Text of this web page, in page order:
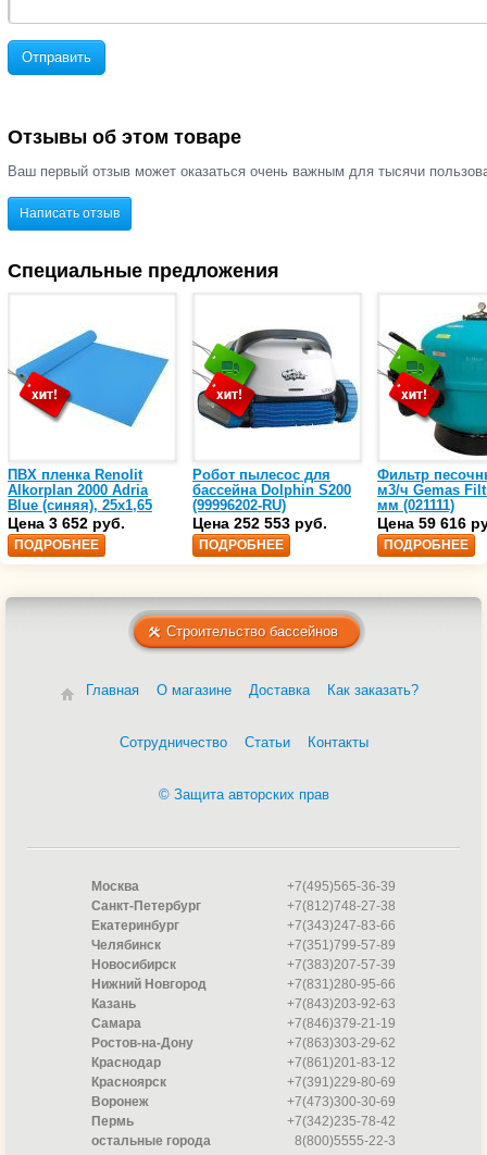
Отправить
Отзывы об этом товаре
Ваш первый отзыв может оказаться очень важным для тысячи
Написать отзыв
Специальные предложения
ПВХ пленка Renolit
Alkorplan 2000 Adria
Blue (синяя), 25х1,65
(35216203)
Цена 3 652 руб.
ПОДРОБНЕЕ
Робот пылесос для
бассейна Dolphin S200
(99996202-RU)
Цена 252 553 руб.
ПОДРОБНЕЕ
Фильтр
м3/ч Gemas
мм (021111)
Цена 59 616
ПОДРОБНЕЕ
Строительство бассейнов
Главная О магазине Доставка Как заказать?
Сотрудничество Статьи Контакты
© Защита авторских прав
Москва
+7(495)565-36-39
Санкт-Петербург
+7(812)748-27-38
Екатеринбург
+7(343)247-83-66
Челябинск
+7(351)799-57-89
Новосибирск
+7(383)207-57-39
Нижний Новгород
+7(831)280-95-66
Казань
+7(843)203-92-63
Самара
+7(846)379-21-19
Ростов-на-Дону
+7(863)303-29-62
Краснодар
+7(861)201-83-12
Красноярск
+7(391)229-80-69
Воронеж
+7(473)300-30-69
Пермь
+7(342)235-78-42
остальные города
8(800)5555-22-3